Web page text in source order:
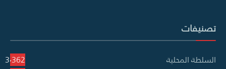
تصنيفات
السلطة المحلية
3٬362